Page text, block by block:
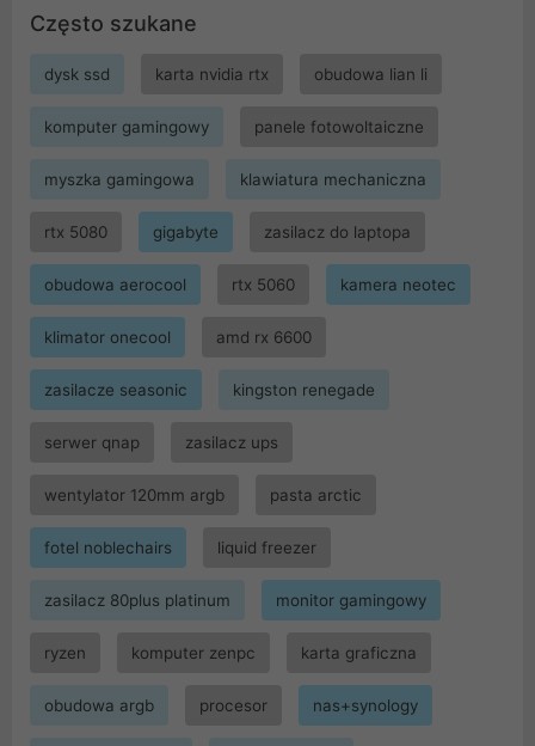
Często szukane
dysk ssd karta nvidia rtx obudowa lian li
komputer gamingowy panele fotowoltaiczne
myszka gamingowa klawiatura mechaniczna
rtx 5080 gigabyte zasilacz do laptopa
obudowa aerocool rtx 5060 kamera neotec
klimator onecool amd rx 6600
zasilacze seasonic kingston renegade
serwer qnap zasilacz ups
wentylator 120mm argb pasta arctic
fotel noblechairs liquid freezer
zasilacz 80plus platinum monitor gamingowy
ryzen komputer zenpc karta graficzna
obudowa argb procesor nas+synology